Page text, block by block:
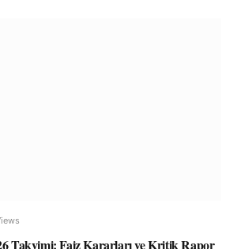
Takvimi: Faiz Kararları ve Kritik Rapor